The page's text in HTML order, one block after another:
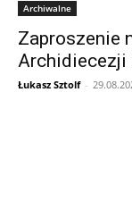
Archiwalne
Zaproszenie
Archidiecezji
Łukasz Sztolf -